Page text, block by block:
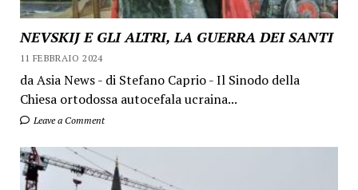
NEVSKIJ E GLI ALTRI, LA GUERRA DEI SANTI
11 FEBBRAIO 2024
da Asia News - di Stefano Caprio - Il Sinodo della
Chiesa ortodossa autocefala ucraina...
Leave a Comment